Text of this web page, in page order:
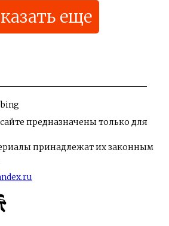
еще
предназначены только для
принадлежат их законным